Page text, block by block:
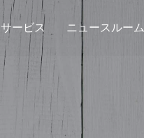
サービス ニュースルーム